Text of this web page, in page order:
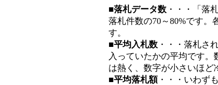
■落札データ数 ・・・「落
落札件数の70～80%です。
す。
■平均入札数 ・・・落札さ
入っていたかの平均です
は熱く、数字が小さいほど
■平均落札額 ・・・いわず